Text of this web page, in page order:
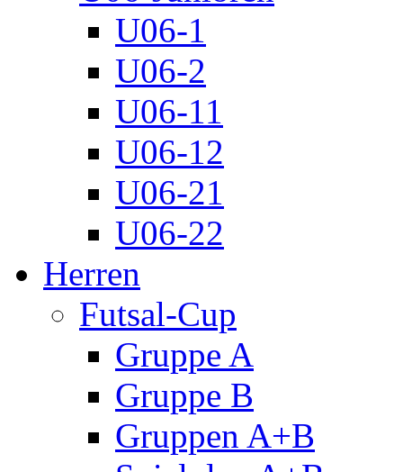
U06-1
U06-2
U06-11
U06-12
U06-21
U06-22
Herren
Futsal-Cup
Gruppe A
Gruppe B
Gruppen A+B